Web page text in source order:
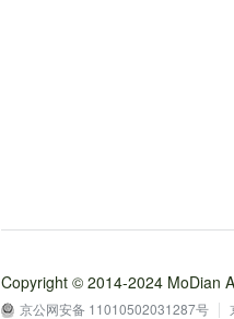
Copyright © 2014-2024 MoDian
京公网安备 11010502031287号